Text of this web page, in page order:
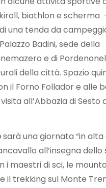
biathlon e scherma
una tenda da
Badini, sede della
e di
della città. Spazio
il Forno Follador e alle
all’Abbazia di Sesto
sarà una giornata “in alta
all’insegna dello
i maestri di sci, le
il trekking sul Monte